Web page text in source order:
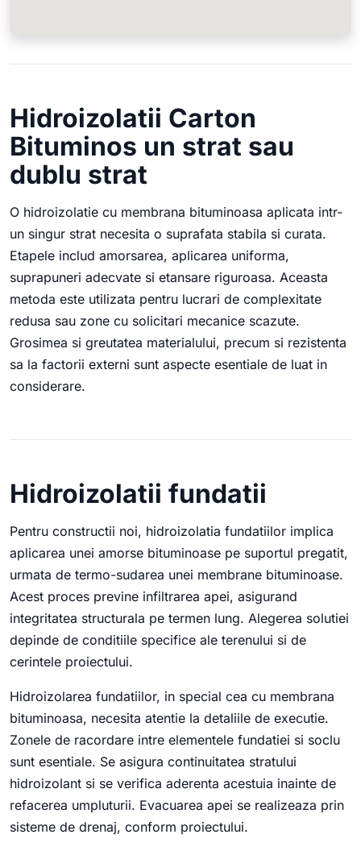
Hidroizolatii Carton
Bituminos un strat sau
dublu strat
O hidroizolatie cu membrana bituminoasa aplicata intr-
un singur strat necesita o suprafata stabila si curata.
Etapele includ amorsarea, aplicarea uniforma,
suprapuneri adecvate si etansare riguroasa. Aceasta
metoda este utilizata pentru lucrari de complexitate
redusa sau zone cu solicitari mecanice scazute.
Grosimea si greutatea materialului, precum si rezistenta
sa la factorii externi sunt aspecte esentiale de luat in
considerare.
Hidroizolatii fundatii
Pentru constructii noi, hidroizolatia fundatiilor implica
aplicarea unei amorse bituminoase pe suportul pregatit,
urmata de termo-sudarea unei membrane bituminoase.
Acest proces previne infiltrarea apei, asigurand
integritatea structurala pe termen lung. Alegerea solutiei
depinde de conditiile specifice ale terenului si de
cerintele proiectului.
Hidroizolarea fundatiilor, in special cea cu membrana
bituminoasa, necesita atentie la detaliile de executie.
Zonele de racordare intre elementele fundatiei si soclu
sunt esentiale. Se asigura continuitatea stratului
hidroizolant si se verifica aderenta acestuia inainte de
refacerea umpluturii. Evacuarea apei se realizeaza prin
sisteme de drenaj, conform proiectului.